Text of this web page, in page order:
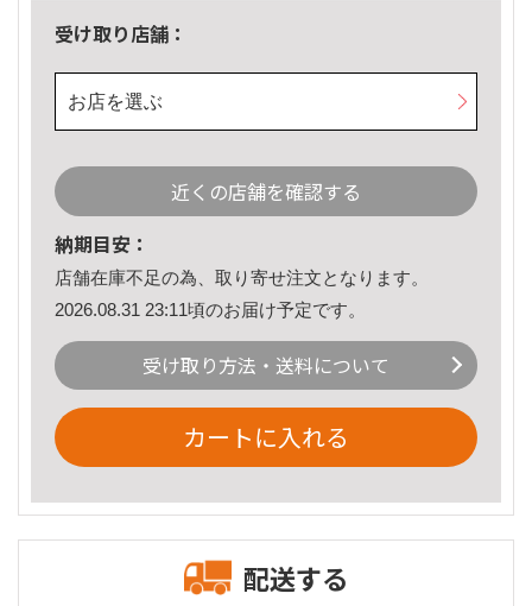
受け取り店舗：
お店を選ぶ
近くの店舗を確認する
納期目安：
店舗在庫不足の為、取り寄せ注文となります。
2026.08.31 23:11頃のお届け予定です。
受け取り方法・送料について
カートに入れる
配送する